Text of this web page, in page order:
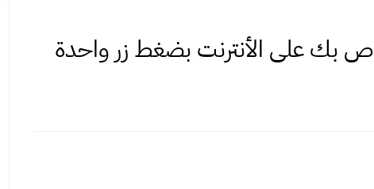
على الأنترنت بضغط زر واحدة